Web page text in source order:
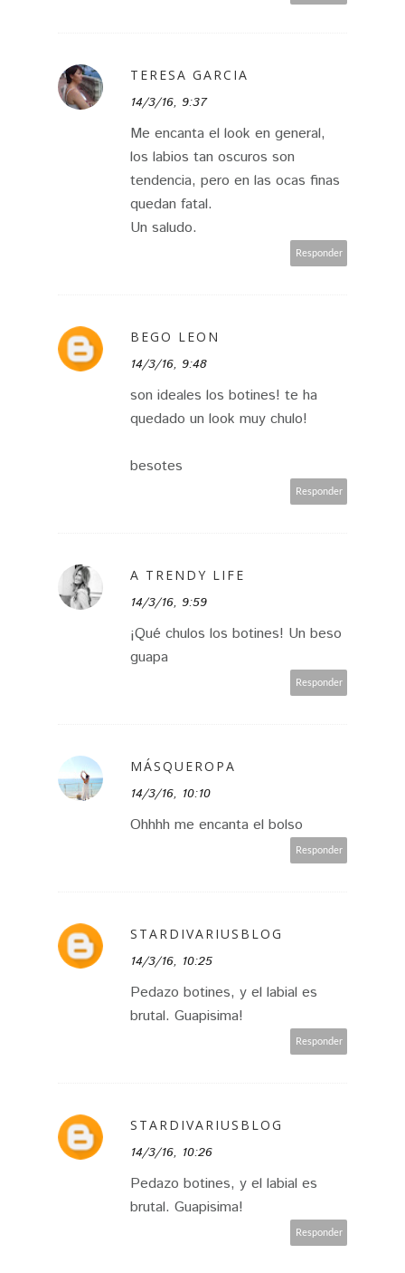
TERESA GARCIA
14/3/16, 9:37
Me encanta el look en general,
los labios tan oscuros son
tendencia, pero en las ocas finas
quedan fatal.
Un saludo.
Responder
BEGO LEON
14/3/16, 9:48
son ideales los botines! te ha
quedado un look muy chulo!
besotes
Responder
A TRENDY LIFE
14/3/16, 9:59
¡Qué chulos los botines! Un beso
guapa
Responder
MÁSQUEROPA
14/3/16, 10:10
Ohhhh me encanta el bolso
Responder
STARDIVARIUSBLOG
14/3/16, 10:25
Pedazo botines, y el labial es
brutal. Guapisima!
Responder
STARDIVARIUSBLOG
14/3/16, 10:26
Pedazo botines, y el labial es
brutal. Guapisima!
Responder